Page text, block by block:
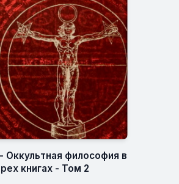
Оккультная философия в
книгах - Том 2